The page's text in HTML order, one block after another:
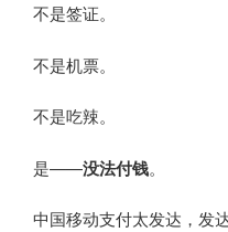
不是签证。
不是机票。
不是吃辣。
是——没法付钱。
中国移动支付太发达，发